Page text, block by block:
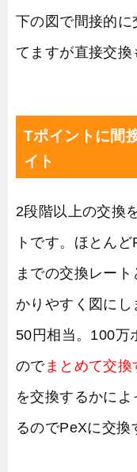
下の図で間接的に
てますが直接交換
Tポイントに間
イト
2段階以上の交換
トです。ほとん
までの交換レー
かりやすく図に
50円相当。100万
のでまとめて交換
を交換するかによ
るのでPeXに交換